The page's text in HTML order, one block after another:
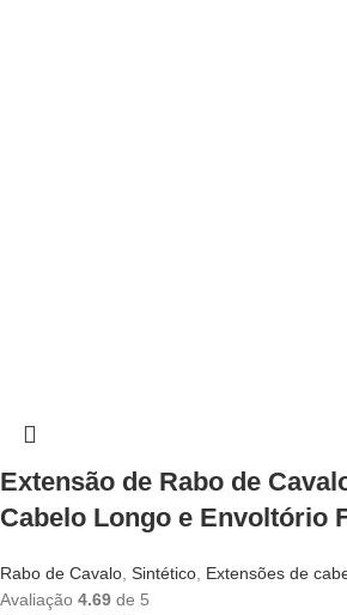
Extensão de Rabo de
Cabelo Longo e Envoltório
Rabo de Cavalo, Sintético, Extensões de
Avaliação 4.69 de 5